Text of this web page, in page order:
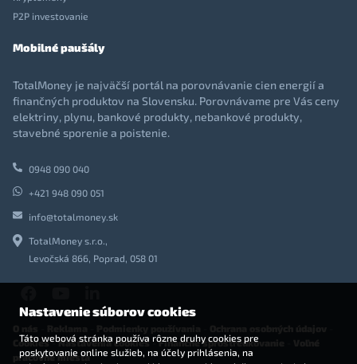
P2P investovanie
Mobilné paušály
TotalMoney je najväčší portál na porovnávanie cien energií a
finančných produktov na Slovensku. Porovnávame pre Vás ceny
elektriny, plynu, bankové produkty, nebankové produkty,
stavebné sporenie a poistenie.
0948 090 040
+421 948 090 051
info@totalmoney.sk
TotalMoney s.r.o.,
Levočská 866, Poprad, 058 01
Cookies-Nastavenia cookies -Finančné sprostredkovanie
pracovné miesta
Nastavenie súborov cookies
Táto webová stránka používa rôzne druhy cookies pre
poskytovanie online služieb, na účely prihlásenia, na